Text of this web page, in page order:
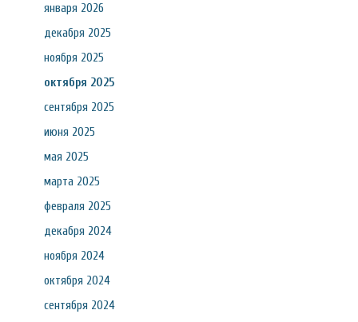
января 2026
декабря 2025
ноября 2025
октября 2025
сентября 2025
июня 2025
мая 2025
марта 2025
февраля 2025
декабря 2024
ноября 2024
октября 2024
сентября 2024